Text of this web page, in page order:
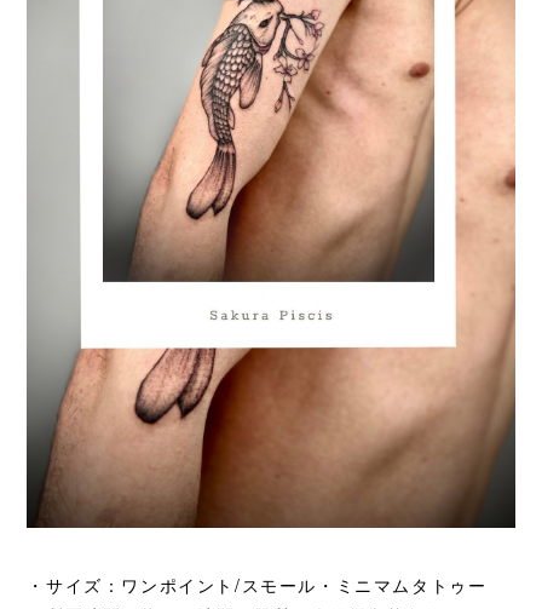
・サイズ：ワンポイント/スモール・ミニマムタトゥー